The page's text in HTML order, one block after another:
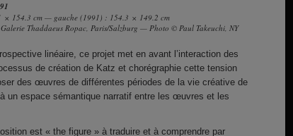
154.3 cm — gauche (1991) : 154.3 × 149.2 cm
Thaddaeus Ropac, Paris/Salzburg — Photo © Paul Takeuchi, NY
linéaire, ce projet met en avant l’interaction des
de création de Katz et chorégraphie cette tension
des œuvres de différentes périodes de la vie créative de
un espace sémantique narratif entre les œuvres et les
est « the figure » à traduire et à comprendre par